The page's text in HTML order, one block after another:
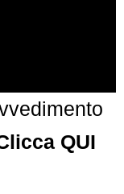
QUI